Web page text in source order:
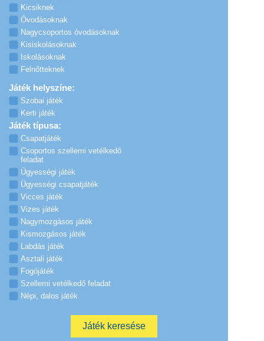
Kicsiknek
Óvodásoknak
Nagycsoportos óvodásoknak
Kisiskolásoknak
Iskolásoknak
Felnőtteknek
Játék helyszíne:
Szobai játék
Kerti játék
Játék típusa:
Csapatjáték
Csoportos szellemi vetélkedő
feladat
Ügyességi játék
Ügyességi csapatjáték
Vicces játék
Vizes játék
Nagymozgásos játék
Kismozgásos játék
Labdás játék
Asztali játék
Fogójáték
Szellemi vetélkedő feladat
Népi, dalos játék